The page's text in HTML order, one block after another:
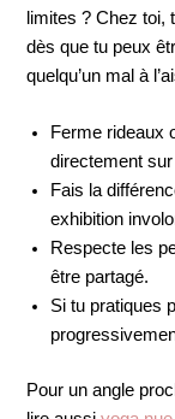
limites ? Chez toi,
dès que tu peux
quelqu’un mal à
Ferme rideaux
directement
Fais la
exhibition
Respecte les
être partagé.
Si tu pratiques
Pour un angle